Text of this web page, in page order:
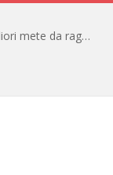
Dove fare campeggio libero in Italia: le migliori mete da raggiungere in traghetto